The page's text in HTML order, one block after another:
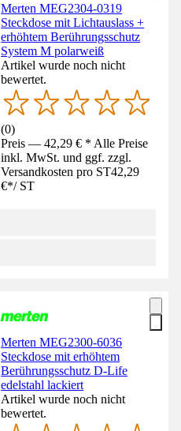
Merten MEG2304-0319
Steckdose mit Lichtauslass +
erhöhtem Berührungsschutz
System M polarweiß
Artikel wurde noch nicht
bewertet.
(0)
Preis — 42,29 € * Alle Preise
inkl. MwSt. und ggf. zzgl.
Versandkosten pro ST42,29
€*/ ST
Merten MEG2300-6036
Steckdose mit erhöhtem
Berührungsschutz D-Life
edelstahl lackiert
Artikel wurde noch nicht
bewertet.